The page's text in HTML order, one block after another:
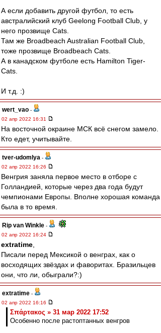
А если добавить другой футбол, то есть
австралийский клуб Geelong Football Club, у
него прозвище Cats.
Там же Broadbeach Australian Football Club,
тоже прозвище Broadbeach Cats.
А в канадском футболе есть Hamilton Tiger-
Cats.
И т.д. :)
wert_vao -
02 апр 2022 16:31
На восточной окраине МСК всё снегом замело.
Кто едет, учитывайте.
tver-udomlya -
02 апр 2022 16:26
Венгрия заняла первое место в отборе с
Голландией, которые через два года будут
чемпионами Европы. Вполне хорошая команда
была в то время.
Rip van Winkle -
02 апр 2022 16:24
extratime
Писали перед Мексикой о венграх, как о
восходящих звёздах и фаворитах. Бразильцев
они, что ли, обыграли?:)
extratime -
02 апр 2022 16:16
Σπάρτακος » 31 мар 2022 17:52
Особенно после растоптанных венгров